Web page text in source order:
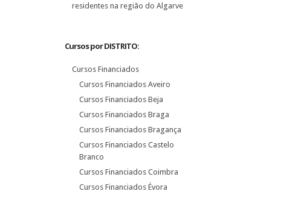
residentes na região do Algarve
Cursos por DISTRITO:
Cursos Financiados
Cursos Financiados Aveiro
Cursos Financiados Beja
Cursos Financiados Braga
Cursos Financiados Bragança
Cursos Financiados Castelo
Branco
Cursos Financiados Coimbra
Cursos Financiados Évora